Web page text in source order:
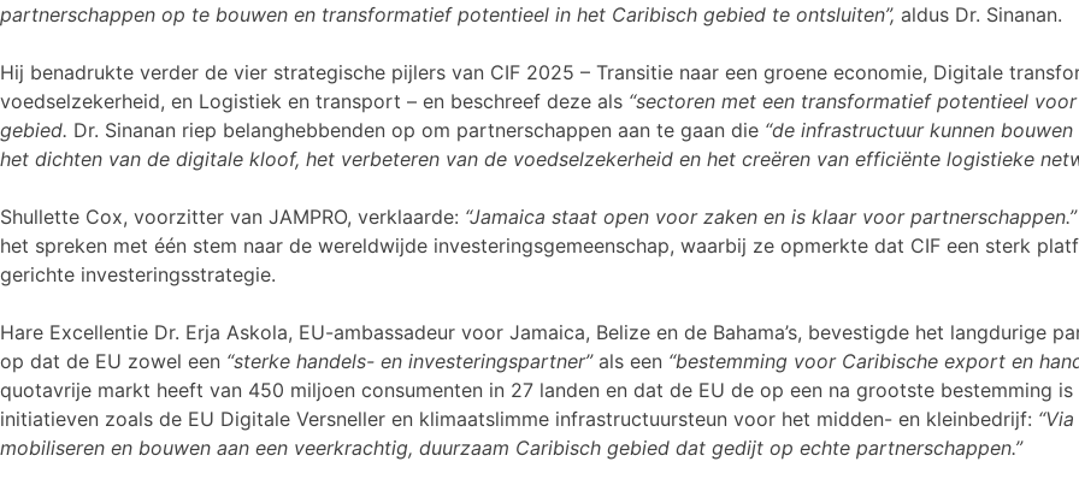
partnerschappen op te bouwen en transformatief potentieel in het Caribisch gebied te ontsluiten”, aldus Dr. Sinanan.
Hij benadrukte verder de vier strategische pijlers van CIF 2025 – Transitie naar een groene economie, Digitale
voedselzekerheid, en Logistiek en transport – en beschreef deze als “sectoren met een transformatief potentieel
gebied. Dr. Sinanan riep belanghebbenden op om partnerschappen aan te gaan die “de infrastructuur kunnen
het dichten van de digitale kloof, het verbeteren van de voedselzekerheid en het creëren van efficiënte logistieke
Shullette Cox, voorzitter van JAMPRO, verklaarde: “Jamaica staat open voor zaken en is klaar voor partnerschappen.”
het spreken met één stem naar de wereldwijde investeringsgemeenschap, waarbij ze opmerkte dat CIF een sterk
gerichte investeringsstrategie.
Hare Excellentie Dr. Erja Askola, EU-ambassadeur voor Jamaica, Belize en de Bahama’s, bevestigde het langdurige
op dat de EU zowel een “sterke handels- en investeringspartner”als een “bestemming voor Caribische export en
quotavrije markt heeft van 450 miljoen consumenten in 27 landen en dat de EU de op een na grootste bestemming
initiatieven zoals de EU Digitale Versneller en klimaatslimme infrastructuursteun voor het midden- en kleinbedrijf:
mobiliseren en bouwen aan een veerkrachtig, duurzaam Caribisch gebied dat gedijt op echte partnerschappen.”